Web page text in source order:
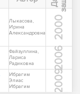
Лыкасова,
Ирина
Александровна
2000
Файзуллина,
Лариса
Радиковна
2006
Ибрагим
Элиас
Ибрагим
2009